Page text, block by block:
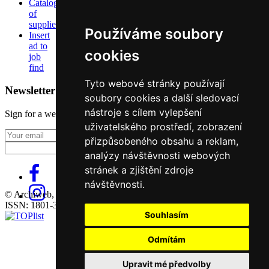
Používáme soubory
cookies
Tyto webové stránky používají
soubory cookies a další sledovací
nástroje s cílem vylepšení
uživatelského prostředí, zobrazení
přizpůsobeného obsahu a reklam,
analýzy návštěvnosti webových
stránek a zjištění zdroje
návštěvnosti.
Souhlasím
Odmítám
Upravit mé předvolby
Catalog
of
suppliers
Insert
ad to
job
find
Newsletter
Sign for a weekly newsletter:
Fill in „nospam“
© Archiweb, s.r.o. 1997-2026
ISSN: 1801-3902